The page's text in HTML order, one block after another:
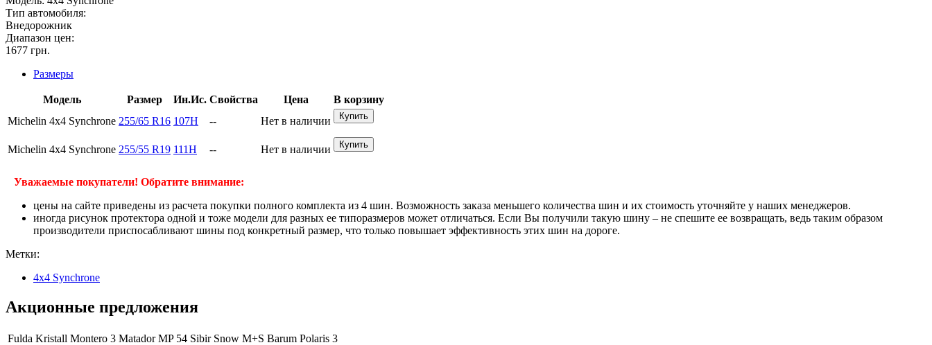
Тип автомобиля:
Внедорожник
Диапазон цен:
1677 грн.
Размеры
Модель Размер Ин.Ис. Свойства Цена
В корзину
Michelin 4x4 Synchrone 255/65 R16 107H -- Нет в наличии
Michelin 4x4 Synchrone 255/55 R19 111H -- Нет в наличии
Уважаемые покупатели! Обратите внимание:
цены на сайте приведены из расчета покупки полного комплекта из 4 шин. Возможность заказа меньшего количества шин и их стоимость уточняйте у наших менеджеров.
иногда рисунок протектора одной и тоже модели для разных ее типоразмеров может отличаться. Если Вы получили такую шину – не спешите ее возвращать, ведь таким образом
производители приспосабливают шины под конкретный размер, что только повышает эффективность этих шин на дороге.
Метки:
4x4 Synchrone
Акционные предложения
Fulda Kristall Montero 3 Matador MP 54 Sibir Snow M+S Barum Polaris 3